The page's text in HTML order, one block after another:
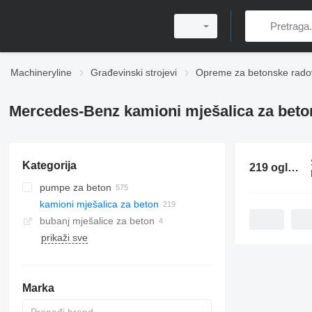
Machineryline Građevinski strojevi Opreme za betonske
Mercedes-Benz kamioni mješalica za
Kategorija
pumpe za beton
kamioni mješalica za beton
bubanj mješalice za beton
mobilne betonare
prikaži sve
Marka
219 oglasa: